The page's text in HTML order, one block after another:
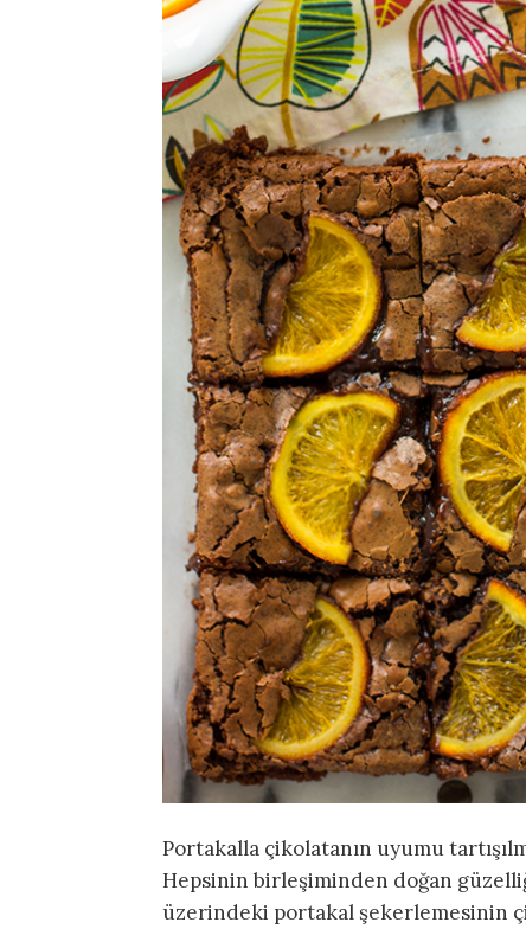
Portakalla çikolatanın uyumu
Hepsinin birleşiminden doğan güzelliği
üzerindeki portakal şekerlemesinin